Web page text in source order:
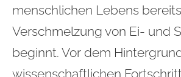
menschlichen Lebens
Verschmelzung von Ei- und
beginnt. Vor dem
wissenschaftlichen